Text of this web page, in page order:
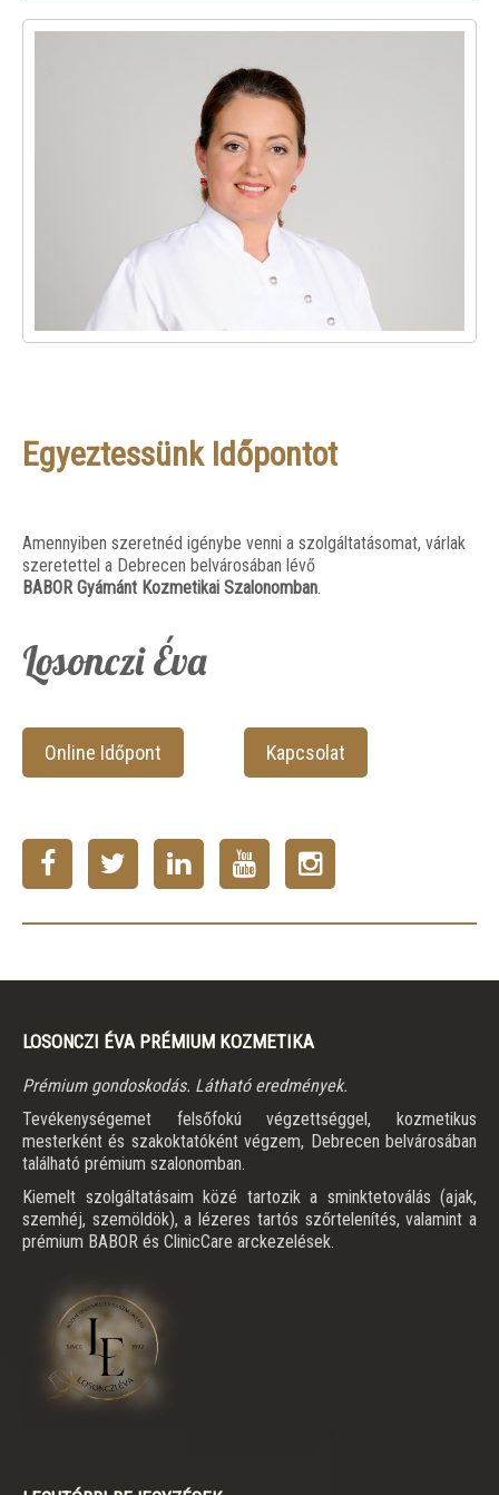
Egyeztessünk Időpontot
Amennyiben szeretnéd igénybe venni a szolgáltatásomat, várlak
szeretettel a Debrecen belvárosában lévő
BABOR Gyámánt Kozmetikai Szalonomban.
Losonczi Éva
Online Időpont Kapcsolat
LOSONCZI ÉVA PRÉMIUM KOZMETIKA
Prémium gondoskodás. Látható eredmények.
Tevékenységemet felsőfokú végzettséggel, kozmetikus
mesterként és szakoktatóként végzem, Debrecen belvárosában
található prémium szalonomban.
Kiemelt szolgáltatásaim közé tartozik a sminktetoválás (ajak,
szemhéj, szemöldök), a lézeres tartós szőrtelenítés, valamint a
prémium BABOR és ClinicCare arckezelések.